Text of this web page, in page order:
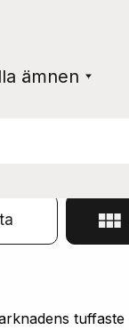
ämnen
tuffaste